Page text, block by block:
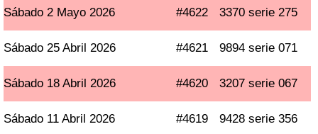
Sábado 2 Mayo 2026 #4622 3370 serie 275
Sábado 25 Abril 2026 #4621 9894 serie 071
Sábado 18 Abril 2026 #4620 3207 serie 067
Sábado 11 Abril 2026 #4619 9428 serie 356